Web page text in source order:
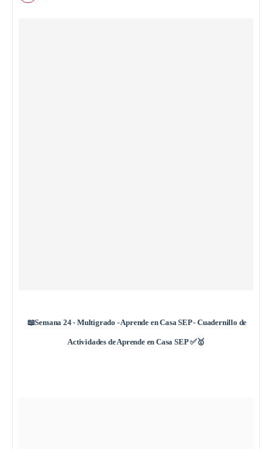
📖Semana 24 - Multigrado - Aprende en Casa SEP - Cuadernillo de
Actividades de Aprende en Casa SEP✅🥇